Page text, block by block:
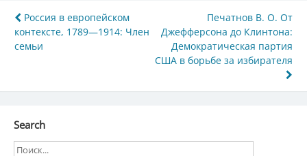
Навигация
по
Россия в европейском
контексте, 1789—1914: Член
семьи
Печатнов В. О. От
Джефферсона до Клинтона:
Демократическая партия
США в борьбе за избирателя
Search